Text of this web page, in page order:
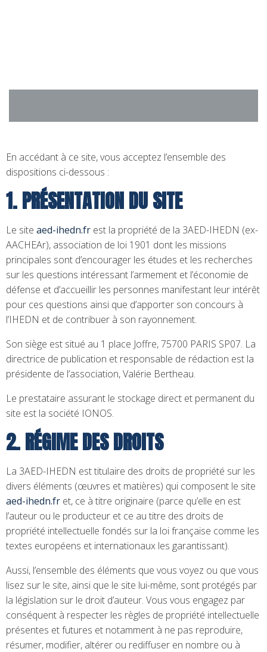
En accédant à ce site, vous acceptez l’ensemble des
dispositions ci-dessous :
1. PRÉSENTATION DU SITE
Le site aed-ihedn.fr est la propriété de la 3AED-IHEDN (ex-
AACHEAr), association de loi 1901 dont les missions
principales sont d’encourager les études et les recherches
sur les questions intéressant l’armement et l’économie de
défense et d’accueillir les personnes manifestant leur intérêt
pour ces questions ainsi que d’apporter son concours à
l’IHEDN et de contribuer à son rayonnement.
Son siège est situé au 1 place Joffre, 75700 PARIS SP07. La
directrice de publication et responsable de rédaction est la
présidente de l’association, Valérie Bertheau.
Le prestataire assurant le stockage direct et permanent du
site est la société IONOS.
2. RÉGIME DES DROITS
La 3AED-IHEDN est titulaire des droits de propriété sur les
divers éléments (œuvres et matières) qui composent le site
aed-ihedn.fr et, ce à titre originaire (parce qu’elle en est
l’auteur ou le producteur et ce au titre des droits de
propriété intellectuelle fondés sur la loi française comme les
textes européens et internationaux les garantissant).
Aussi, l’ensemble des éléments que vous voyez ou que vous
lisez sur le site, ainsi que le site lui-même, sont protégés par
la législation sur le droit d’auteur. Vous vous engagez par
conséquent à respecter les règles de propriété intellectuelle
présentes et futures et notamment à ne pas reproduire,
résumer, modifier, altérer ou rediffuser en nombre ou à